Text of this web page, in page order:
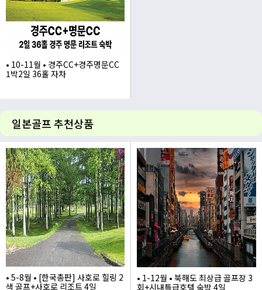
• 10-11월 • 경주CC+경주명문CC
1박2일 36홀 자차
일본골프 추천상품
• 5-8월 • [한국총판] 사호로 힐링 2
색 골프+사호로 리조트 4일
• 1-12월 • 북해도 최상급 골프장 3
회+시내특급호텔 숙박 4일